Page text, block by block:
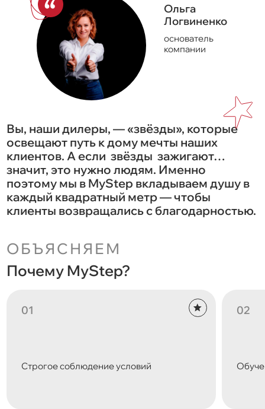
Ольга
Логвиненко
основатель
компании
Вы, наши дилеры, — «звёзды», которые
освещают путь к дому мечты наших
клиентов. А если звёзды зажигают…
значит, это нужно людям. Именно
поэтому мы в MyStep вкладываем душу в
каждый квадратный метр — чтобы
клиенты возвращались с благодарностью.
ОБЪЯСНЯЕМ
Почему MyStep?
Строгое соблюдение условий